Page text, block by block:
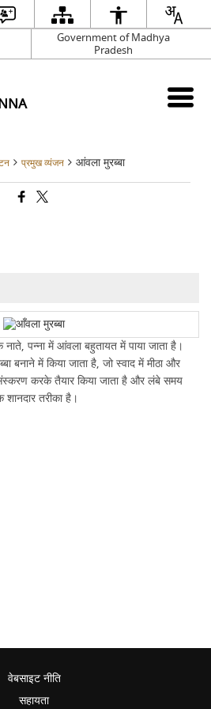
Government of Madhya
Pradesh
प्रमुख व्यंजन आंवला मुरब्बा
पन्ना में आंवला बहुतायत में पाया जाता है।
बनाने में किया जाता है, जो स्वाद में मीठा और
करके तैयार किया जाता है और लंबे समय
तरीका है।
वेबसाइट नीति
सहायता